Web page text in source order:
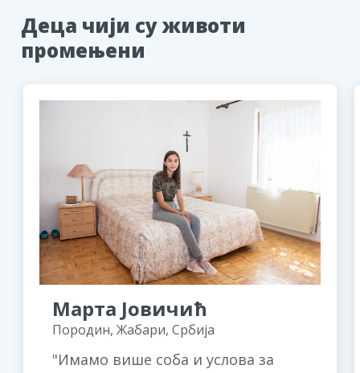
Деца чији су животи
промењени
Марта Јовичић
Породин, Жабари, Србија
Имамо више соба и услова за